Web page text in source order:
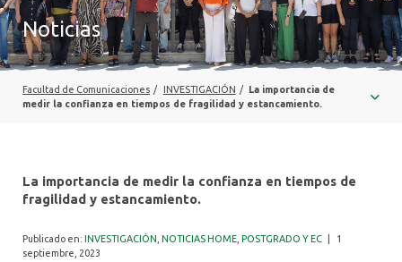
CARRERAS
POSTGRADOS Y EDUCACIÓN CONTINUA
INVESTIGACIÓN
ALUMNI
Noticias
Facultad de Comunicaciones / INVESTIGACIÓN / La importancia de
medir la confianza en tiempos de fragilidad y estancamiento.
La importancia de medir la confianza en tiempos de
fragilidad y estancamiento.
Publicado en: INVESTIGACIÓN NOTICIAS HOME POSTGRADO Y EC
1
septiembre, 2023